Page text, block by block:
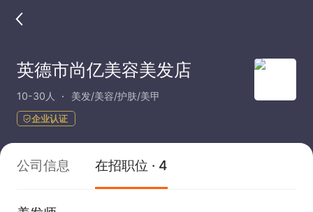
英德市尚亿美容美发店
10-30人 美发/美容/护肤/美甲
企业认证
公司信息 在招职位 · 4